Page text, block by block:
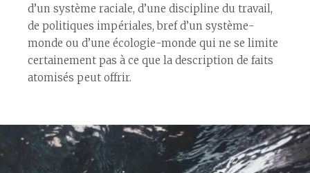
d’un système raciale, d’une discipline du travail,
de politiques impériales, bref d’un système-
monde ou d’une écologie-monde qui ne se limite
certainement pas à ce que la description de faits
atomisés peut offrir.